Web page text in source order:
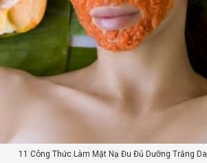
11 Công Thức Làm Mặt Nạ Đu Đủ Dưỡng Trắng Da